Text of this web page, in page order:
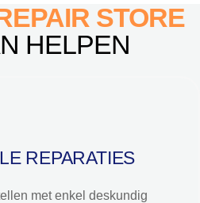
STORE
HELPEN
REPARATIES
met enkel deskundig